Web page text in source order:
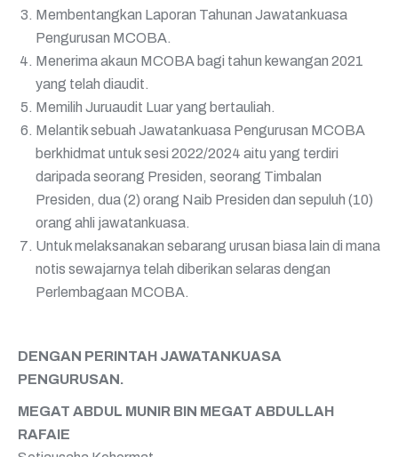
Membentangkan Laporan Tahunan Jawatankuasa
Pengurusan MCOBA.
Menerima akaun MCOBA bagi tahun kewangan 2021
yang telah diaudit.
Memilih Juruaudit Luar yang bertauliah.
Melantik sebuah Jawatankuasa Pengurusan MCOBA
berkhidmat untuk sesi 2022/2024 aitu yang terdiri
daripada seorang Presiden, seorang Timbalan
Presiden, dua (2) orang Naib Presiden dan sepuluh (10)
orang ahli jawatankuasa.
Untuk melaksanakan sebarang urusan biasa lain di mana
notis sewajarnya telah diberikan selaras dengan
Perlembagaan MCOBA.
DENGAN PERINTAH JAWATANKUASA
PENGURUSAN.
MEGAT ABDUL MUNIR BIN MEGAT ABDULLAH
RAFAIE